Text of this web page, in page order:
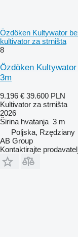
Özdöken Kultywator
kultivator za strništa
8
Özdöken
3m
9.196 € 39.600 PLN
Kultivator za strništa
2026
Širina hvatanja 3 m
Poljska, Rzędziany
AB Group
Kontaktirajte